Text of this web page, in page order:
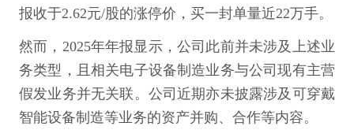
报收于2.62元/股的涨停价，买一封单量近22万手。
然而，2025年年报显示，公司此前并未涉及上述业
务类型，且相关电子设备制造业务与公司现有主营
假发业务并无关联。公司近期亦未披露涉及可穿戴
智能设备制造等业务的资产并购、合作等内容。